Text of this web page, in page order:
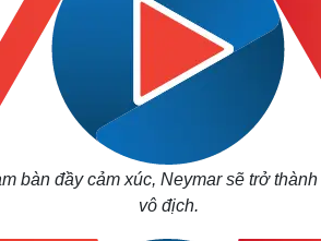
bàn đầy cảm xúc, Neymar sẽ trở
vô địch.